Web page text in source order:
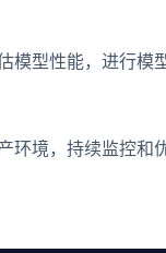
模型性能，进行模
环境，持续监控和